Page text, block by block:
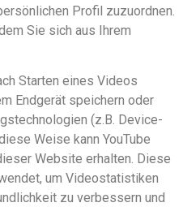
Profil zuzuordnen.
Sie sich aus Ihrem
Starten eines Videos
Endgerät speichern oder
(z.B. Device-
Weise kann YouTube
Website erhalten. Diese
um Videostatistiken
zu verbessern und